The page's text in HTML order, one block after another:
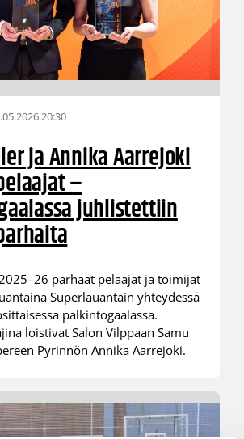
20:30
ja Annika Aarrejoki
–
juhlistettiin
parhaat pelaajat ja toimijat
Superlauantain yhteydessä
palkintogaalassa.
loistivat Salon Vilppaan Samu
Pyrinnön Annika Aarrejoki.